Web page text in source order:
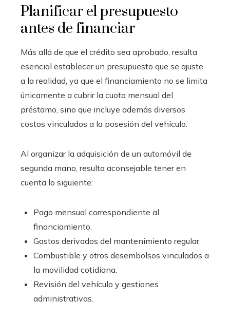
Planificar el presupuesto
antes de financiar
Más allá de que el crédito sea aprobado, resulta
esencial establecer un presupuesto que se ajuste
a la realidad, ya que el financiamiento no se limita
únicamente a cubrir la cuota mensual del
préstamo, sino que incluye además diversos
costos vinculados a la posesión del vehículo.
Al organizar la adquisición de un automóvil de
segunda mano, resulta aconsejable tener en
cuenta lo siguiente:
Pago mensual correspondiente al
financiamiento.
Gastos derivados del mantenimiento regular.
Combustible y otros desembolsos vinculados a
la movilidad cotidiana.
Revisión del vehículo y gestiones
administrativas.